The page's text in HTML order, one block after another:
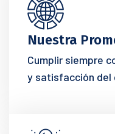
Nuestra
Cumplir siempre
y satisfacción del